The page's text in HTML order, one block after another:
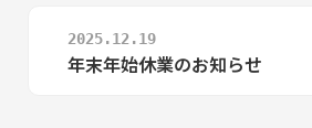
2025.12.19
年末年始休業のお知らせ